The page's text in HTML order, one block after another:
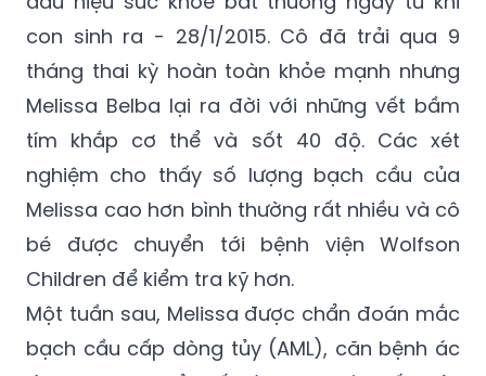
tháng thai kỳ hoàn toàn khỏe mạnh nhưng
Melissa Belba lại ra đời với những vết bầm
tím khắp cơ thể và sốt 40 độ. Các xét
nghiệm cho thấy số lượng bạch cầu của
Melissa cao hơn bình thường rất nhiều và cô
bé được chuyển tới bệnh viện Wolfson
Children để kiểm tra kỹ hơn.
Một tuần sau, Melissa được chẩn đoán mắc
bạch cầu cấp dòng tủy (AML), căn bệnh ác
tính do clone của tế bào tạo máu gốc, tức
tế bào non hoặc tế bào tương đương với tế